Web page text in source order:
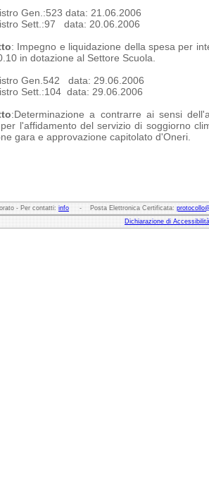
Gen.:523 data: 21.06.2006
Sett.:97 data: 20.06.2006
: Impegno e liquidazione della spesa per
in dotazione al Settore Scuola.
Gen.542 data: 29.06.2006
Sett.:104 data: 29.06.2006
:Determinazione a contrarre ai sensi
l'affidamento del servizio di soggiorno
gara e approvazione capitolato d'Oneri.
- Per contatti:info- Posta Elettronica Certificata:
Dichiarazione di Accessibilità